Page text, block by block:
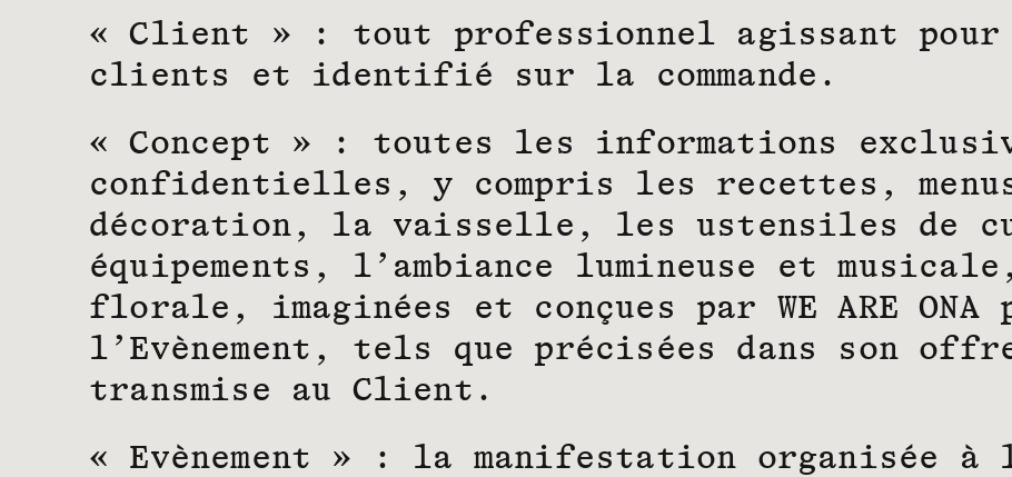
« Client » : tout professionnel agissant pour
clients et identifié sur la commande.
« Concept » : toutes les informations
confidentielles, y compris les recettes,
décoration, la vaisselle, les ustensiles de
équipements, l’ambiance lumineuse et
florale, imaginées et conçues par WE ARE
l’Evènement, tels que précisées dans son
transmise au Client.
« Evènement » : la manifestation organisée